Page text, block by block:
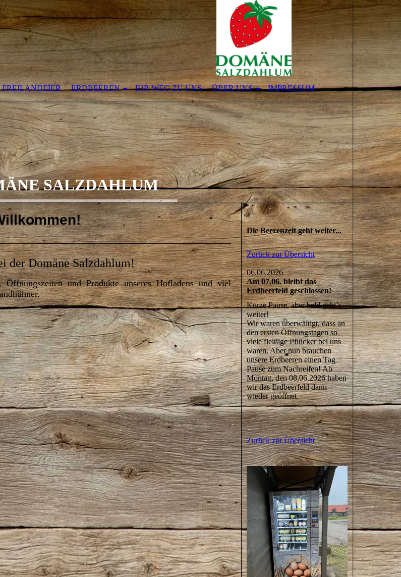
ERDBEEREN IHR WEG ZU UNS ÜBER UNS IMPRESSUM
SALZDAHLUM
der Domäne Salzdahlum!
und Produkte unseres Hofladens und viel
Die Beerenzeit geht weiter...
Zurück zur Übersicht
06.06.2026
Am 07.06. bleibt das
Erdbeerfeld geschlossen!
Kurze Pause, aber bald geht´s
weiter!
Wir waren überwältigt, dass an
den ersten Öffnungstagen so
viele fleißige Pflücker bei uns
waren. Aber nun brauchen
unsere Erdbeeren einen Tag
Pause zum Nachreifen! Ab
Montag, den 08.06.2026 haben
wir das Erdbeerfeld dann
wieder geöffnet.
Zurück zur Übersicht